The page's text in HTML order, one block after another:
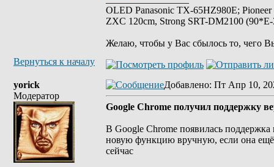
OLED Panasonic TX-65HZ980E;
ZXC 120cm, Strong SRT-DM2100
Желаю, чтобы у Вас сбылось то, чего
Вернуться к началу
yorick
Модератор
Добавлено: Пт Апр 10,
Google Chrome получил поддержку
В Google Chrome появилась
новую функцию вручную, если она ещё
сейчас